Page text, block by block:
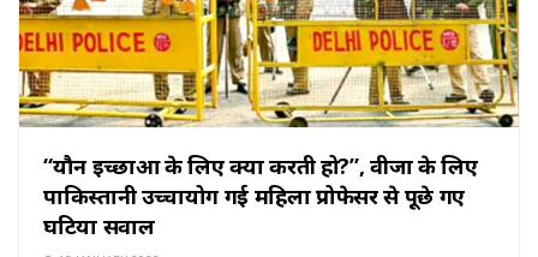
“यौन इच्छाओं के लिए क्या करती हो?”, वीजा के लिए
पाकिस्तानी उच्चायोग गई महिला प्रोफेसर से पूछे गए
घटिया सवाल